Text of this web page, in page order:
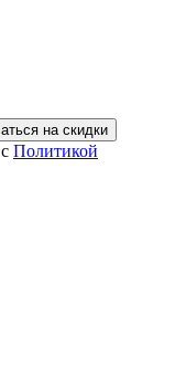
на скидки
Политикой